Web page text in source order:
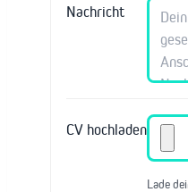
Nachricht
CV hochladen
Lade